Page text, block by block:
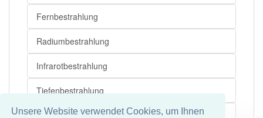
Unsere Website verwendet Cookies, um Ihnen
Fernbestrahlung
Radiumbestrahlung
Infrarotbestrahlung
Tiefenbestrahlung
Röntgenbestrahlung